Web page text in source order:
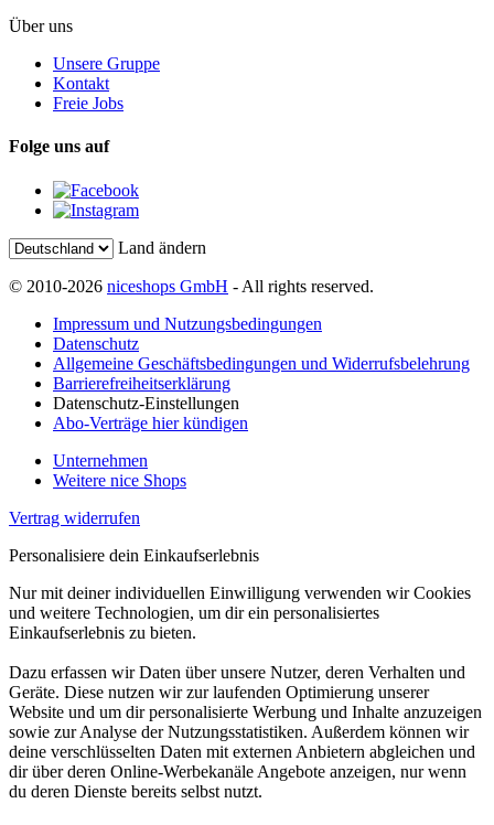
Über uns
Unsere Gruppe
Kontakt
Freie Jobs
Folge uns auf
Land ändern
© 2010-2026 niceshops GmbH - All rights reserved.
Impressum und Nutzungsbedingungen
Datenschutz
Allgemeine Geschäftsbedingungen und Widerrufsbelehrung
Barrierefreiheitserklärung
Datenschutz-Einstellungen
Abo-Verträge hier kündigen
Unternehmen
Weitere nice Shops
Vertrag widerrufen
Personalisiere dein Einkaufserlebnis
Nur mit deiner individuellen Einwilligung verwenden wir Cookies
und weitere Technologien, um dir ein personalisiertes
Einkaufserlebnis zu bieten.
Dazu erfassen wir Daten über unsere Nutzer, deren Verhalten und
Geräte. Diese nutzen wir zur laufenden Optimierung unserer
Website und um dir personalisierte Werbung und Inhalte anzuzeigen
sowie zur Analyse der Nutzungsstatistiken. Außerdem können wir
deine verschlüsselten Daten mit externen Anbietern abgleichen und
dir über deren Online-Werbekanäle Angebote anzeigen, nur wenn
du deren Dienste bereits selbst nutzt.